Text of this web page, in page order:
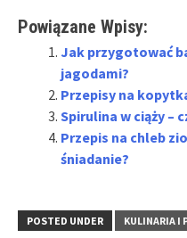
Powiązane Wpisy:
Jak przygotować
jagodami?
Przepisy na
Spirulina w ciąży –
Przepis na chleb
śniadanie?
POSTED UNDER KULINARIA I